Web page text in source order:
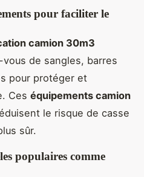
pour faciliter le
camion 30m3
de sangles, barres
pour protéger et
Ces équipements camion
le risque de casse
sûr.
populaires comme